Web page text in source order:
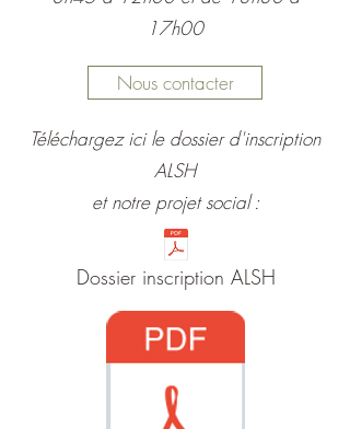
17h00
Nous contacter
Téléchargez ici le dossier d'inscription
ALSH
et notre projet social :
Dossier inscription ALSH